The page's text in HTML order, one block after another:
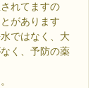
れてますの
があります
ではなく、大
く、予防の薬